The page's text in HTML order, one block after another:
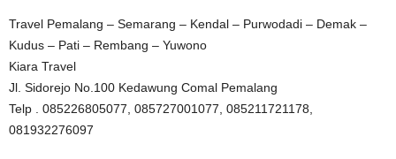
Travel Pemalang – Semarang – Kendal – Purwodadi – Demak –
Kudus – Pati – Rembang – Yuwono
Kiara Travel
Jl. Sidorejo No.100 Kedawung Comal Pemalang
Telp . 085226805077, 085727001077, 085211721178,
081932276097